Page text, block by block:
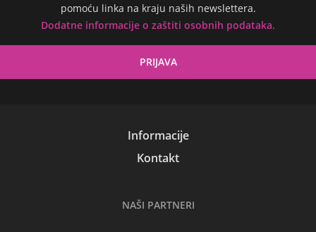
pomoću linka na kraju naših newslettera.
Dodatne informacije o zaštiti osobnih podataka.
Informacije
Kontakt
NAŠI PARTNERI